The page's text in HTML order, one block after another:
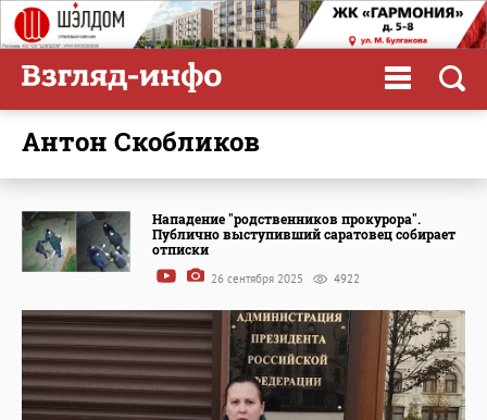
Антон Скобликов
Нападение "родственников прокурора".
Публично выступивший саратовец собирает
отписки
26 сентября 2025 4922